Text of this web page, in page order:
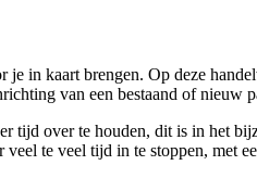
in kaart brengen. Op deze
van een bestaand of nieuw
tijd over te houden, dit is in het
te veel tijd in te stoppen, met